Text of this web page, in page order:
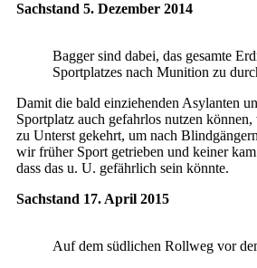
Sachstand 5. Dezember 2014
Bagger sind dabei, das gesamte
Sportplatzes nach Munition zu
Damit die bald einziehenden Asylanten
Sportplatz auch gefahrlos nutzen
zu Unterst gekehrt, um nach
wir früher Sport getrieben und keiner
dass das u. U. gefährlich sein könnte.
Sachstand 17. April 2015
Auf dem südlichen Rollweg vor